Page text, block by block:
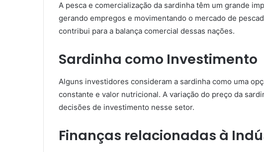
A pesca e comercialização da sardinha têm um grande
gerando empregos e movimentando o mercado de
contribui para a balança comercial dessas nações.
Sardinha como Investimento
Alguns investidores consideram a sardinha como uma
constante e valor nutricional. A variação do preço da
decisões de investimento nesse setor.
Finanças relacionadas à